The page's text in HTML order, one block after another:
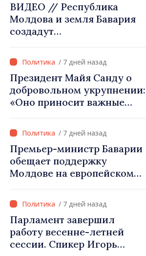
ВИДЕО // Республика
Молдова и земля Бавария
создадут
комиссию по
экономическому
сотрудничеству
/ 7 дней назад
Президент Майя Санду о
добровольном укрупнении:
«Оно приносит важные
проектов»
/ 7 дней назад
Премьер-министр Баварии
обещает поддержку
Молдове на европейском
Молдова должна занять
своё место в Европейском
союзе»
/ 7 дней назад
Парламент завершил
работу весенне-летней
сессии. Спикер Игорь